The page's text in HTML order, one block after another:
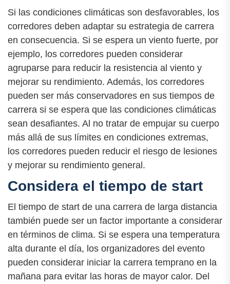
Si las condiciones climáticas son desfavorables, los
corredores deben adaptar su estrategia de carrera
en consecuencia. Si se espera un viento fuerte, por
ejemplo, los corredores pueden considerar
agruparse para reducir la resistencia al viento y
mejorar su rendimiento. Además, los corredores
pueden ser más conservadores en sus tiempos de
carrera si se espera que las condiciones climáticas
sean desafiantes. Al no tratar de empujar su cuerpo
más allá de sus límites en condiciones extremas,
los corredores pueden reducir el riesgo de lesiones
y mejorar su rendimiento general.
Considera el tiempo de start
El tiempo de start de una carrera de larga distancia
también puede ser un factor importante a considerar
en términos de clima. Si se espera una temperatura
alta durante el día, los organizadores del evento
pueden considerar iniciar la carrera temprano en la
mañana para evitar las horas de mayor calor. Del